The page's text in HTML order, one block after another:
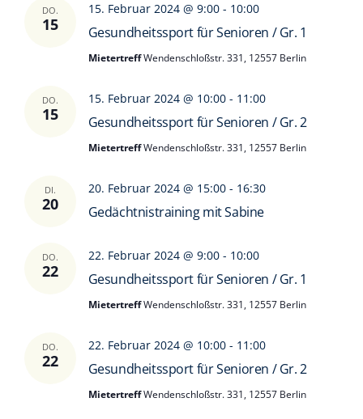
DO.
15 Gesundheitssport für Senioren / Gr. 1
15. Februar 2024 @ 9:00- 10:00
MietertreffWendenschloßstr. 331, 12557 Berlin
DO.
15 Gesundheitssport für Senioren / Gr. 2
15. Februar 2024 @ 10:00- 11:00
MietertreffWendenschloßstr. 331, 12557 Berlin
DI.
20 Gedächtnistraining mit Sabine
20. Februar 2024 @ 15:00- 16:30
DO.
22 Gesundheitssport für Senioren / Gr. 1
22. Februar 2024 @ 9:00- 10:00
MietertreffWendenschloßstr. 331, 12557 Berlin
DO.
22 Gesundheitssport für Senioren / Gr. 2
22. Februar 2024 @ 10:00- 11:00
MietertreffWendenschloßstr. 331, 12557 Berlin